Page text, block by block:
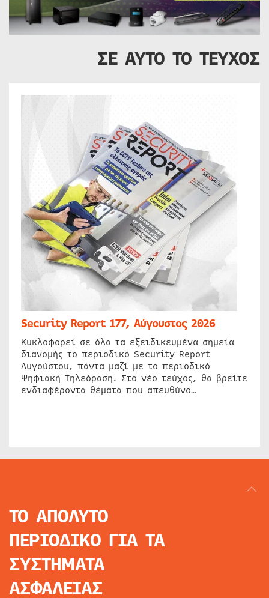
ΣΕ ΑΥΤΟ ΤΟ ΤΕΥΧΟΣ
Security Report 177, Αύγουστος 2026
Κυκλοφορεί σε όλα τα εξειδικευμένα σημεία
διανομής το περιοδικό Security Report
Αυγούστου, πάντα μαζί με το περιοδικό
Ψηφιακή Τηλεόραση. Στο νέο τεύχος, θα βρείτε
ενδιαφέροντα θέματα που απευθύνο…
ΤΟ ΑΠΟΛΥΤΟ
ΠΕΡΙΟΔΙΚΟ ΓΙΑ ΤΑ
ΣΥΣΤΗΜΑΤΑ
ΑΣΦΑΛΕΙΑΣ